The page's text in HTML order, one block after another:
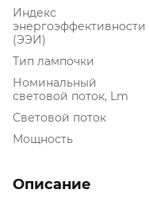
Индекс
энергоэффективности
(ЭЭИ)
Тип лампочки
Номинальный
световой поток, Lm
Световой поток
Мощность
Описание